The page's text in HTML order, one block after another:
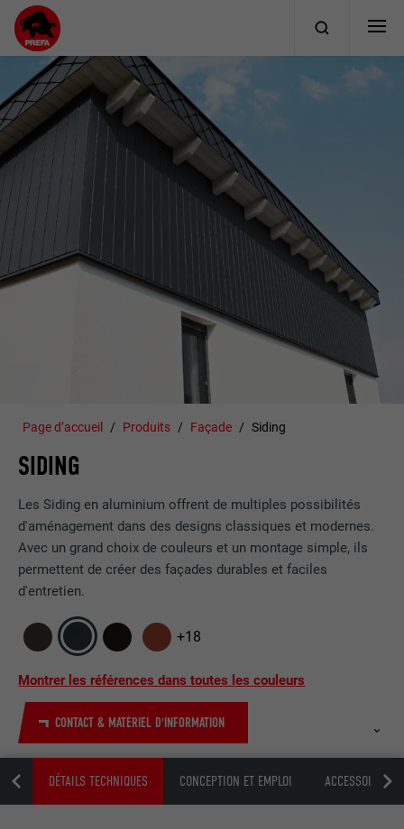
Page d’accueil Produits Façade Siding
SIDING
Les Siding en aluminium offrent de multiples possibilités
d'aménagement dans des designs classiques et modernes.
Avec un grand choix de couleurs et un montage simple, ils
permettent de créer des façades durables et faciles
d'entretien.
+18
Montrer les références dans toutes les couleurs
CONTACT & MATÉRIEL D'INFORMATION
DÉTAILS TECHNIQUES CONCEPTION ET EMPLOI ACCESSOIRES